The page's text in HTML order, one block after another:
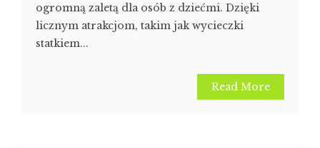
ogromną zaletą dla osób z dziećmi. Dzięki
licznym atrakcjom, takim jak wycieczki
statkiem...
Read More